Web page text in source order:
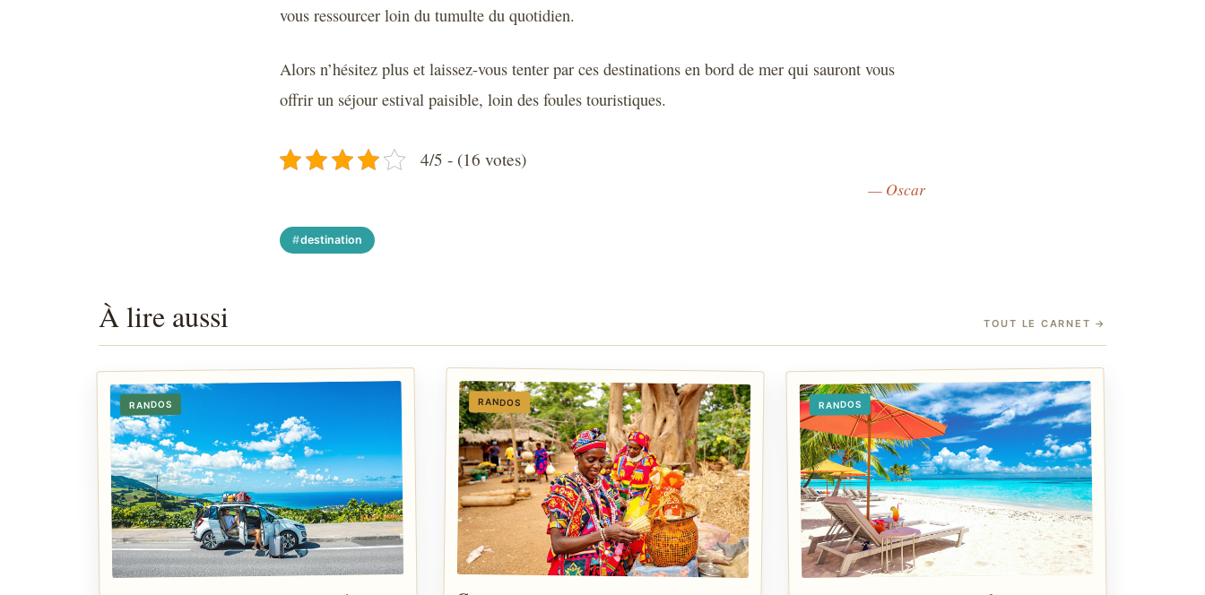
vous ressourcer loin du tumulte du quotidien.
Alors n’hésitez plus et laissez-vous tenter par ces destinations en bord de mer qui sauront vous
offrir un séjour estival paisible, loin des foules touristiques.
4/5 - (16 votes)
— Oscar
destination
À lire aussi TOUT LE CARNET →
RANDOS RANDOS RANDOS